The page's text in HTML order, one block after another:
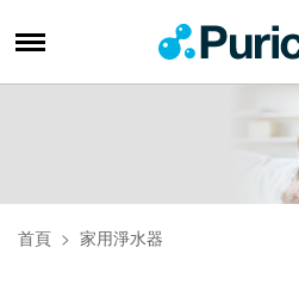
首頁 家用淨水器